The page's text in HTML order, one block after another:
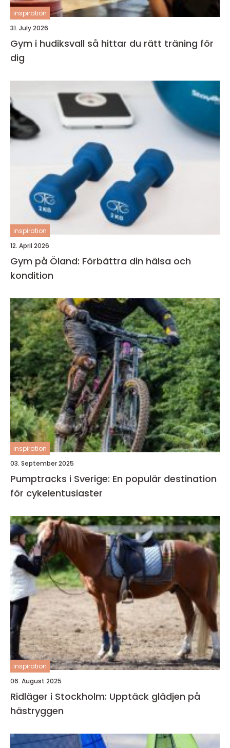
inspiration
31. July 2026
Gym i hudiksvall så hittar du rätt träning för
dig
inspiration
12. April 2026
Gym på Öland: Förbättra din hälsa och
kondition
inspiration
03. September 2025
Pumptracks i Sverige: En populär destination
för cykelentusiaster
inspiration
06. August 2025
Ridläger i Stockholm: Upptäck glädjen på
hästryggen